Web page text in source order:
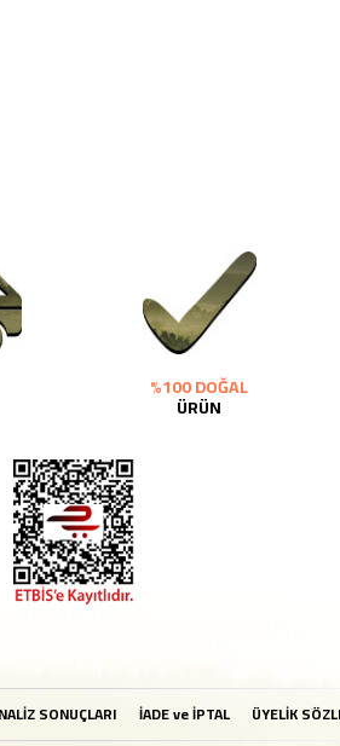
%100 DOĞAL
ÜRÜN
SONUÇLARI İADE ve İPTAL ÜYELİK